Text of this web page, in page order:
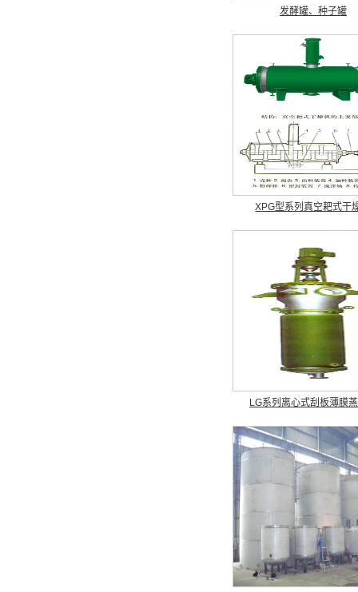
发酵罐、种子罐
XPG型系列真空耙式干
LG系列离心式刮板薄膜